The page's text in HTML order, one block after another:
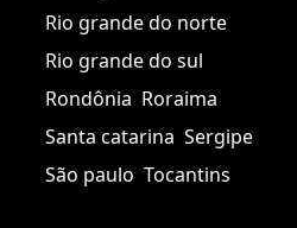
Rio grande do norte
Rio grande do sul
Rondônia Roraima
Santa catarina Sergipe
São paulo Tocantins